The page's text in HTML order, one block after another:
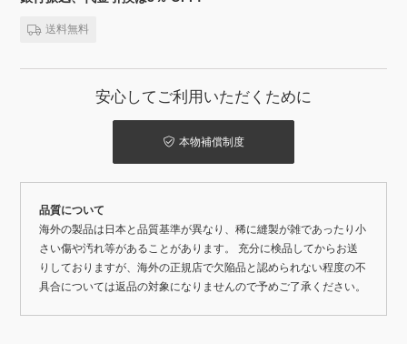
送料無料
安心してご利用いただくために
本物補償制度
品質について
海外の製品は日本と品質基準が異なり、稀に縫製が雑であったり小
さい傷や汚れ等があることがあります。 充分に検品してからお送
りしておりますが、海外の正規店で欠陥品と認められない程度の不
具合については返品の対象になりませんので予めご了承ください。